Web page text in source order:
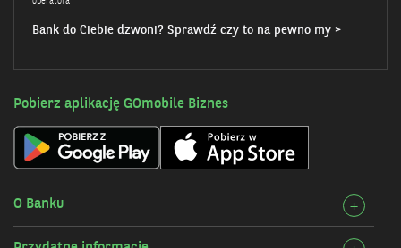
Bank do Ciebie dzwoni? Sprawdź czy to na pewno my >
Pobierz aplikację GOmobile Biznes
O Banku +